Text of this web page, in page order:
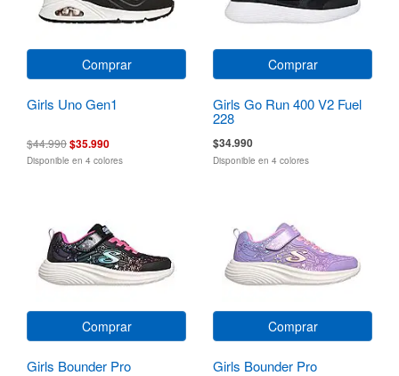
Comprar
Girls Uno Gen1
$44.990$35.990
Disponible en 4 colores
Comprar
Girls Go Run 400 V2 Fuel
228
$34.990
Disponible en 4 colores
Comprar
Girls Bounder Pro
Comprar
Girls Bounder Pro